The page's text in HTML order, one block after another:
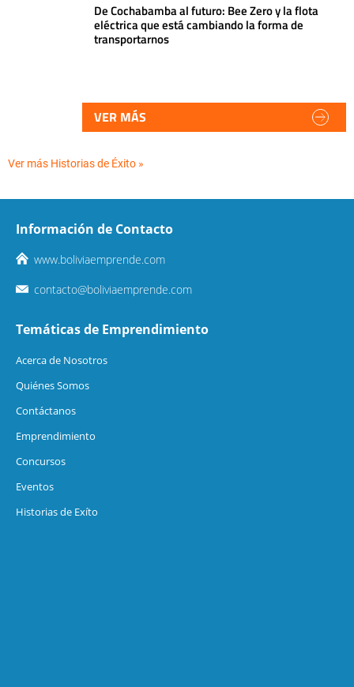
De Cochabamba al futuro: Bee Zero y la flota
eléctrica que está cambiando la forma de
transportarnos
VER MÁS
Ver más Historias de Éxito »
Información de Contacto
www.boliviaemprende.com
contacto@boliviaemprende.com
Temáticas de Emprendimiento
Acerca de Nosotros
Quiénes Somos
Contáctanos
Emprendimiento
Concursos
Eventos
Historias de Exíto